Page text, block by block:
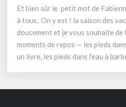
la
semaine
du
6
juillet
Et bien sûr le petit mot de
à tous, On y est ! la saison des
doucement et je vous souhaite
moments de repos — les pieds
un livre, les pieds dans l’eau à